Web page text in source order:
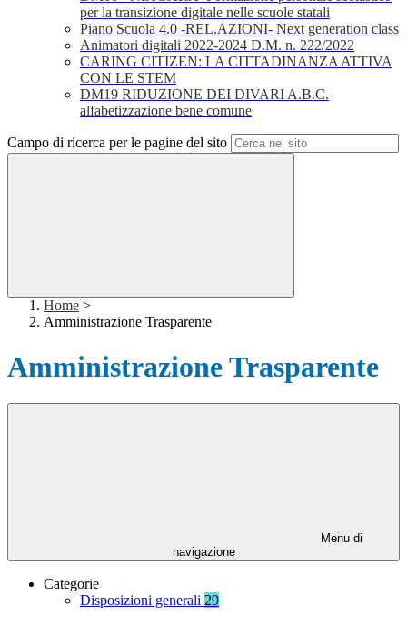
per la transizione digitale nelle scuole statali
Piano Scuola 4.0 -REL.AZIONI- Next generation class
Animatori digitali 2022-2024 D.M. n. 222/2022
CARING CITIZEN: LA CITTADINANZA ATTIVA
CON LE STEM
DM19 RIDUZIONE DEI DIVARI A.B.C.
alfabetizzazione bene comune
Campo di ricerca per le pagine del sito
Home >
Amministrazione Trasparente
Amministrazione Trasparente
Menu di
navigazione
Categorie
Disposizioni generali 29